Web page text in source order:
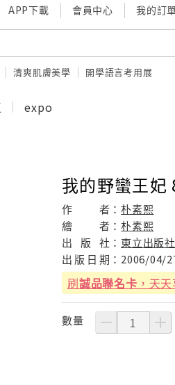
APP下載 會員中心 我的訂
清爽肌膚美學 開學語言考用展
expo
我的野蠻王妃
作 者：朴素熙
繪
者：朴素熙
出
版 社： 東立出版
出 版 日 期： 2006/04/
刷誠品聯名卡 ，天
數量